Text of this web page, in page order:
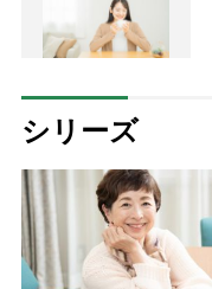
シリーズ